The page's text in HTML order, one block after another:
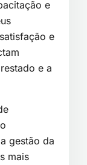
e
e
e a
gestão da
mais